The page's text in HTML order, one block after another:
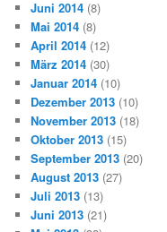
Juni 2014 (8)
Mai 2014 (8)
April 2014 (12)
März 2014 (30)
Januar 2014 (10)
Dezember 2013 (10)
November 2013 (18)
Oktober 2013 (15)
September 2013 (20)
August 2013 (27)
Juli 2013 (13)
Juni 2013 (21)